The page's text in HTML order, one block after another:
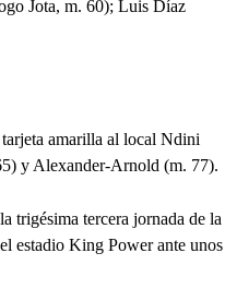
Jota, m. 60); Luis Díaz
amarilla al local Ndini
y Alexander-Arnold (m. 77).
trigésima tercera jornada de la
estadio King Power ante unos